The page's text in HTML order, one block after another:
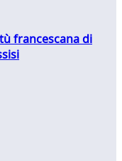
francescana di